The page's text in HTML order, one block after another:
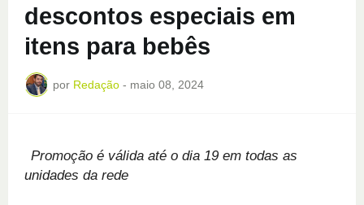
descontos especiais em
itens para bebês
por Redação - maio 08, 2024
Promoção é válida até o dia 19 em todas as
unidades da rede